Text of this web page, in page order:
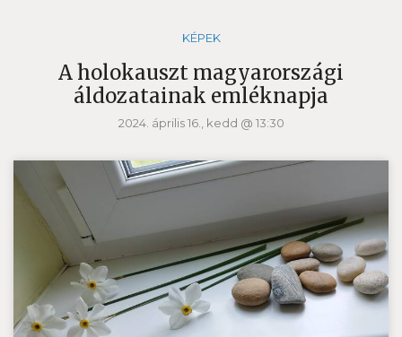
KÉPEK
A holokauszt magyarországi
áldozatainak emléknapja
2024. április 16., kedd @ 13:30